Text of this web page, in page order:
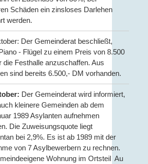
Schäden ein zinsloses Darlehen
werden.
Der Gemeinderat beschließt,
- Flügel zu einem Preis von 8.500
die Festhalle anzuschaffen. Aus
sind bereits 6.500,- DM vorhanden.
Der Gemeinderat wird informiert,
kleinere Gemeinden ab dem
1989 Asylanten aufnehmen
Die Zuweisungsquote liegt
bei 2,9%. Es ist ab 1989 mit der
von 7 Asylbewerbern zu rechnen.
Wohnung im Ortsteil Au